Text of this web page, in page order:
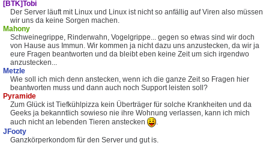
[BTK]Tobi
Der Server läuft mit Linux und Linux ist nicht so anfällig auf Viren also müssen
wir uns da keine Sorgen machen.
Mahony
Schweinegrippe, Rinderwahn, Vogelgrippe... gegen so etwas sind wir doch
von Hause aus Immun. Wir kommen ja nicht dazu uns anzustecken, da wir ja
eure Fragen beantworten und da bleibt eben keine Zeit um sich irgendwo
anzustecken...
Metzle
Wie soll ich mich denn anstecken, wenn ich die ganze Zeit so Fragen hier
beantworten muss und dann auch noch Support leisten soll?
Pyramide
Zum Glück ist Tiefkühlpizza kein Überträger für solche Krankheiten und da
Geeks ja bekanntlich sowieso nie ihre Wohnung verlassen, kann ich mich
auch nicht an lebenden Tieren anstecken
.
JFooty
Ganzkörperkondom für den Server und gut is.